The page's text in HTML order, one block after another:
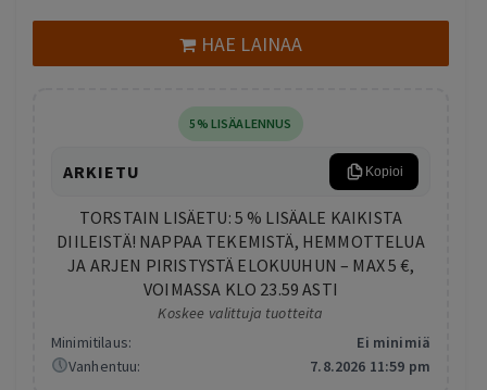
HAE LAINAA
5% LISÄALENNUS
ARKIETU Kopioi
TORSTAIN LISÄETU: 5 % LISÄALE KAIKISTA
DIILEISTÄ! NAPPAA TEKEMISTÄ, HEMMOTTELUA
JA ARJEN PIRISTYSTÄ ELOKUUHUN – MAX 5 €,
VOIMASSA KLO 23.59 ASTI
Koskee valittuja tuotteita
Minimitilaus:
Ei minimiä
Vanhentuu:
7.8.2026 11:59 pm